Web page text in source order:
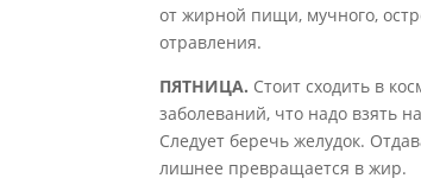
от жирной пищи, мучного,
отравления.
ПЯТНИЦА. Стоит сходить в
заболеваний, что надо взять
Следует беречь желудок.
лишнее превращается в жир.